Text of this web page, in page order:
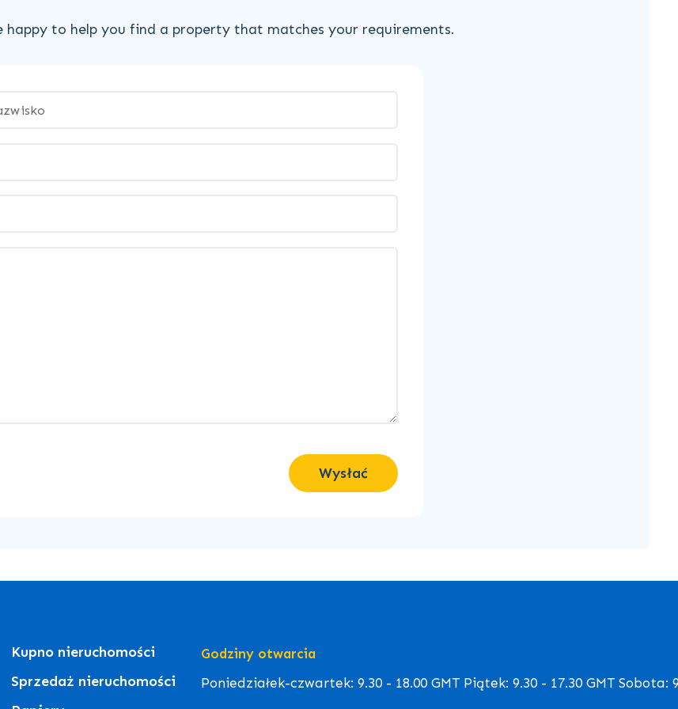
happy to help you find a property that matches your requirements.
Wysłać
Kupno nieruchomości
Sprzedaż nieruchomości
Godziny otwarcia
Poniedziałek-czwartek: 9.30 - 18.00 GMT Piątek: 9.30 - 17.30 GMT Sobota: